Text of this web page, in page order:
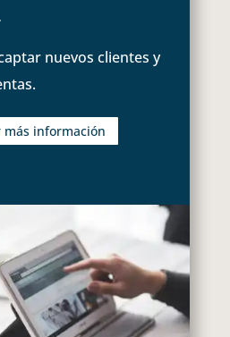
nuevos clientes y
más información